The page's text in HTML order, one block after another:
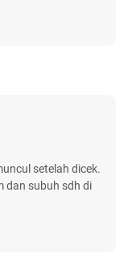
setelah dicek.
dan subuh sdh di